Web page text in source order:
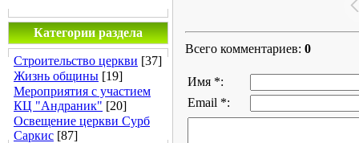
Категории раздела
Строительство церкви [37]
Жизнь общины [19]
Мероприятия с участием
КЦ "Андраник" [20]
Освещение церкви Сурб
Саркис [87]
Всего комментариев: 0
Имя *:
Email *: